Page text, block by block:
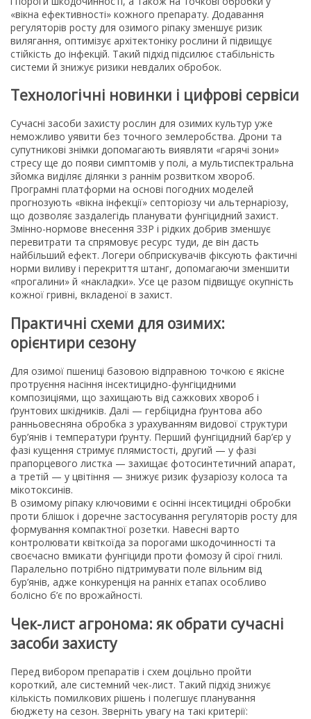
«вікна ефективності» кожного препарату. Додавання
регуляторів росту для озимого ріпаку зменшує ризик
вилягання, оптимізує архітектоніку рослини й підвищує
стійкість до інфекцій. Такий підхід підсилює стабільність
системи й знижує ризики невдалих обробок.
Технологічні новинки і цифрові сервіси
Сучасні засоби захисту рослин для озимих культур уже
неможливо уявити без точного землеробства. Дрони та
супутникові знімки допомагають виявляти «гарячі зони»
стресу ще до появи симптомів у полі, а мультиспектральна
зйомка виділяє ділянки з раннім розвитком хвороб.
Програмні платформи на основі погодних моделей
прогнозують «вікна інфекції» септоріозу чи альтернаріозу,
що дозволяє заздалегідь планувати фунгіцидний захист.
Змінно-нормове внесення ЗЗР і рідких добрив зменшує
перевитрати та спрямовує ресурс туди, де він дасть
найбільший ефект. Логери обприскувачів фіксують фактичні
норми виливу і перекриття штанг, допомагаючи зменшити
«прогалини» й «накладки». Усе це разом підвищує окупність
кожної гривні, вкладеної в захист.
Практичні схеми для озимих:
орієнтири сезону
Для озимої пшениці базовою відправною точкою є якісне
протруєння насіння інсектицидно-фунгіцидними
композиціями, що захищають від сажкових хвороб і
ґрунтових шкідників. Далі — гербіцидна ґрунтова або
ранньовесняна обробка з урахуванням видової структури
бур’янів і температури ґрунту. Перший фунгіцидний бар’єр у
фазі кущення стримує плямистості, другий — у фазі
прапорцевого листка — захищає фотосинтетичний апарат,
а третій — у цвітіння — знижує ризик фузаріозу колоса та
мікотоксинів.
В озимому ріпаку ключовими є осінні інсектицидні обробки
проти блішок і доречне застосування регуляторів росту для
формування компактної розетки. Навесні варто
контролювати квіткоїда за порогами шкодочинності та
своєчасно вмикати фунгіциди проти фомозу й сірої гнилі.
Паралельно потрібно підтримувати поле вільним від
бур’янів, адже конкуренція на ранніх етапах особливо
болісно б’є по врожайності.
Чек-лист агронома: як обрати сучасні
засоби захисту
Перед вибором препаратів і схем доцільно пройти
короткий, але системний чек-лист. Такий підхід знижує
кількість помилкових рішень і полегшує планування
бюджету на сезон. Зверніть увагу на такі критерії: